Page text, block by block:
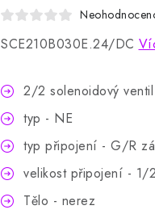
SCE210B030E.24/DC
2/2 solenoidový ventil
typ - NE
typ připojení - G/R
velikost připojení - 1/
Tělo - nerez